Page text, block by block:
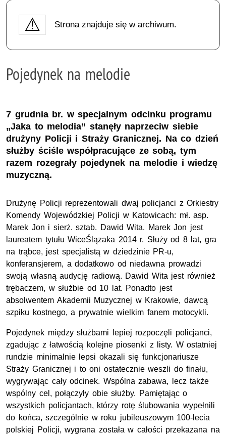
Strona znajduje się w archiwum.
Pojedynek na melodie
7 grudnia br. w specjalnym odcinku programu
„Jaka to melodia” stanęły naprzeciw siebie
drużyny Policji i Straży Granicznej. Na co dzień
służby ściśle współpracujące ze sobą, tym
razem rozegrały pojedynek na melodie i wiedzę
muzyczną.
Drużynę Policji reprezentowali dwaj policjanci z Orkiestry
Komendy Wojewódzkiej Policji w Katowicach: mł. asp.
Marek Jon i sierż. sztab. Dawid Wita. Marek Jon jest
laureatem tytułu WiceŚlązaka 2014 r. Służy od 8 lat, gra
na trąbce, jest specjalistą w dziedzinie PR-u,
konferansjerem, a dodatkowo od niedawna prowadzi
swoją własną audycję radiową. Dawid Wita jest również
trębaczem, w służbie od 10 lat. Ponadto jest
absolwentem Akademii Muzycznej w Krakowie, dawcą
szpiku kostnego, a prywatnie wielkim fanem motocykli.
Pojedynek między służbami lepiej rozpoczęli policjanci,
zgadując z łatwością kolejne piosenki z listy. W ostatniej
rundzie minimalnie lepsi okazali się funkcjonariusze
Straży Granicznej i to oni ostatecznie weszli do finału,
wygrywając cały odcinek. Wspólna zabawa, lecz także
wspólny cel, połączyły obie służby. Pamiętając o
wszystkich policjantach, którzy rotę ślubowania wypełnili
do końca, szczególnie w roku jubileuszowym 100-lecia
polskiej Policji, wygrana została w całości przekazana na